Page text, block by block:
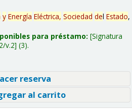
y Energía Eléctrica, Sociedad del Estado,
para préstamo: Signatura
v.2 (3).
reserva
al carrito